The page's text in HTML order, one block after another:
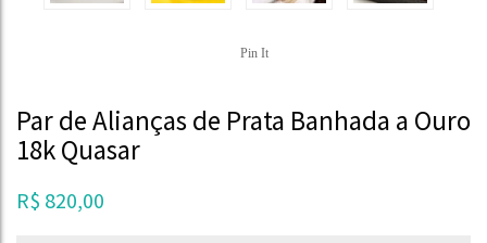
Pin It
Par de Alianças de Prata Banhada a Ouro
18k Quasar
R$ 820,00